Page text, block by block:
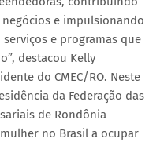
e impulsionando
e programas que
destacou Kelly
do CMEC/RO. Neste
da Federação das
de Rondônia
no Brasil a ocupar